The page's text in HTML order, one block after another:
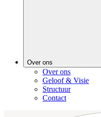
Over ons
Over ons
Geloof & Visie
Structuur
Contact